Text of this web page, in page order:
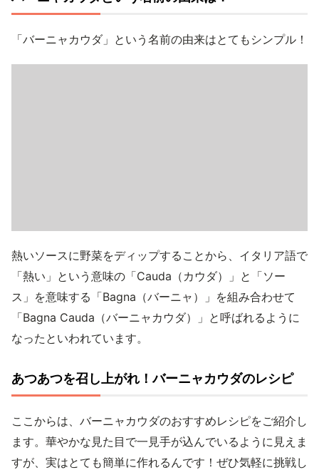
「バーニャカウダ」という名前の由来はとてもシンプル！
熱いソースに野菜をディップすることから、イタリア語で
「熱い」という意味の「Cauda（カウダ）」と「ソー
ス」を意味する「Bagna（バーニャ）」を組み合わせて
「Bagna Cauda（バーニャカウダ）」と呼ばれるように
なったといわれています。
あつあつを召し上がれ！バーニャカウダのレシピ
ここからは、バーニャカウダのおすすめレシピをご紹介し
ます。華やかな見た目で一見手が込んでいるように見えま
すが、実はとても簡単に作れるんです！ぜひ気軽に挑戦し